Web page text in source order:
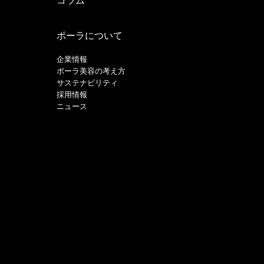
ポーラについて
企業情報
ポーラ美容の考え方
サステナビリティ
採用情報
ニュース